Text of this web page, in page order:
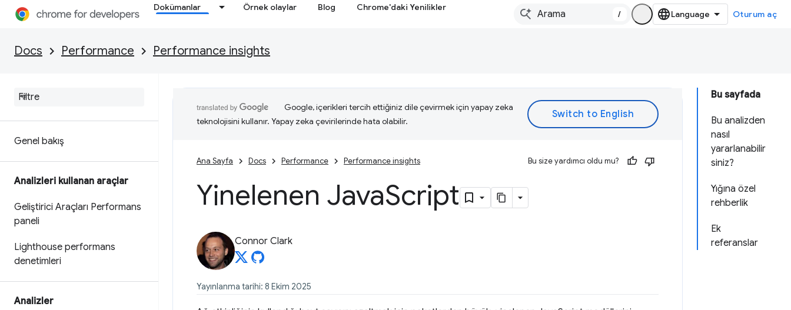
Dokümanlar Örnek olaylar Blog Chrome'daki Yenilikler
/ Oturum aç
Docs Performance Performance insights
Genel bakış
Analizleri kullanan araçlar
Geliştirici Araçları Performans
paneli
Lighthouse performans
denetimleri
Analizler
Bu sayfada
Bu analizden
nasıl
yararlanabilir
siniz?
Yığına özel
rehberlik
Ek
referanslar
Google, içerikleri tercih ettiğiniz dile çevirmek için yapay zeka
teknolojisini kullanır. Yapay zeka çevirilerinde hata olabilir.
Ana Sayfa Docs Performance Performance insights Bu size yardımcı oldu mu?
Yinelenen JavaScript
Connor Clark
Yayınlanma tarihi: 8 Ekim 2025